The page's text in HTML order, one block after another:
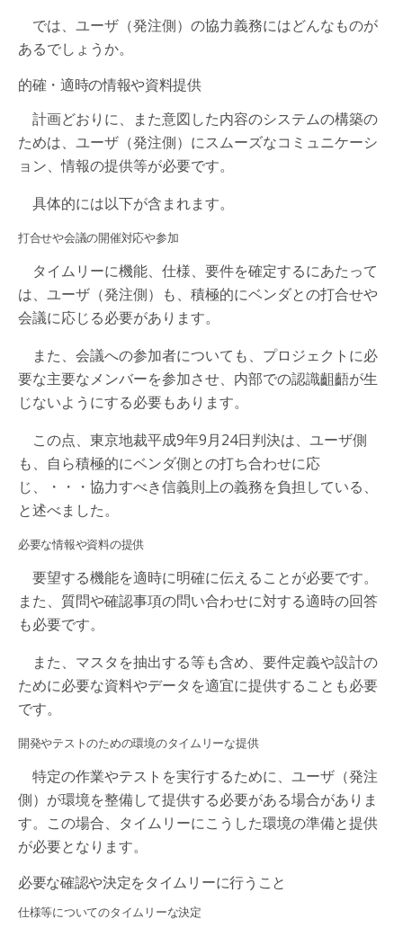
では、ユーザ（発注側）の協力義務にはどんなものが
あるでしょうか。
的確・適時の情報や資料提供
計画どおりに、また意図した内容のシステムの構築の
ためは、ユーザ（発注側）にスムーズなコミュニケーシ
ョン、情報の提供等が必要です。
具体的には以下が含まれます。
打合せや会議の開催対応や参加
タイムリーに機能、仕様、要件を確定するにあたって
は、ユーザ（発注側）も、積極的にベンダとの打合せや
会議に応じる必要があります。
また、会議への参加者についても、プロジェクトに必
要な主要なメンバーを参加させ、内部での認識齟齬が生
じないようにする必要もあります。
この点、東京地裁平成9年9月24日判決は、ユーザ側
も、自ら積極的にベンダ側との打ち合わせに応
じ、・・・協力すべき信義則上の義務を負担している、
と述べました。
必要な情報や資料の提供
要望する機能を適時に明確に伝えることが必要です。
また、質問や確認事項の問い合わせに対する適時の回答
も必要です。
また、マスタを抽出する等も含め、要件定義や設計の
ために必要な資料やデータを適宜に提供することも必要
です。
開発やテストのための環境のタイムリーな提供
特定の作業やテストを実行するために、ユーザ（発注
側）が環境を整備して提供する必要がある場合がありま
す。この場合、タイムリーにこうした環境の準備と提供
が必要となります。
必要な確認や決定をタイムリーに行うこと
仕様等についてのタイムリーな決定